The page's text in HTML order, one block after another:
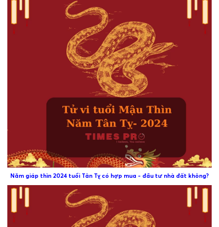
Năm giáp thìn 2024 tuổi Tân Tỵ có hợp mua - đầu tư nhà đất không?